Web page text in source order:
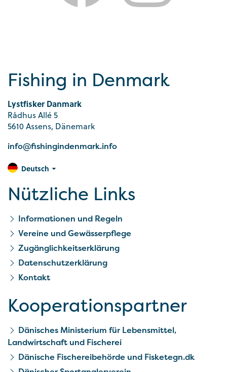
Fishing in Denmark
Lystfisker Danmark
Rådhus Allé 5
5610 Assens, Dänemark
info@fishingindenmark.info
Deutsch
Nützliche Links
Informationen und Regeln
Vereine und Gewässerpflege
Zugänglichkeitserklärung
Datenschutzerklärung
Kontakt
Kooperationspartner
Dänisches Ministerium für Lebensmittel,
Landwirtschaft und Fischerei
Dänische Fischereibehörde und Fisketegn.dk